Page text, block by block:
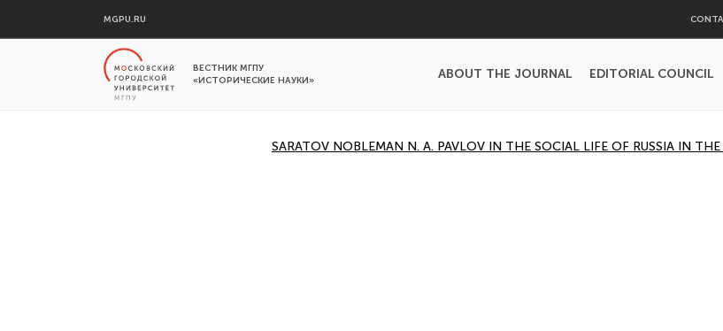
MGPU.RU
ВЕСТНИК МГПУ
«ИСТОРИЧЕСКИЕ НАУКИ»
ABOUT THE JOURNAL EDITORIAL COUNCIL
SARATOV NOBLEMAN N. A. PAVLOV IN THE SOCIAL LIFE OF RUSSIA IN THE